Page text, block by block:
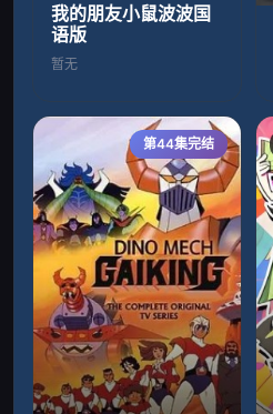
我的朋友小鼠波波国
语版
暂无
第44集完结